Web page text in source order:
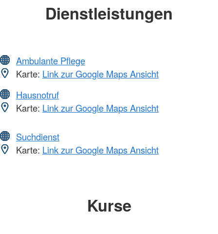
Dienstleistungen
Ambulante Pflege
Karte: Link zur Google Maps Ansicht
Hausnotruf
Karte: Link zur Google Maps Ansicht
Suchdienst
Karte: Link zur Google Maps Ansicht
Kurse